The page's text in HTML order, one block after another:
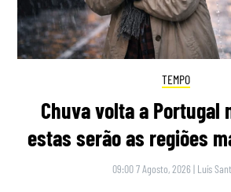
TEMPO
Chuva volta a Portugal
estas serão as regiões
09:00 7 Agosto, 2026 | Luís